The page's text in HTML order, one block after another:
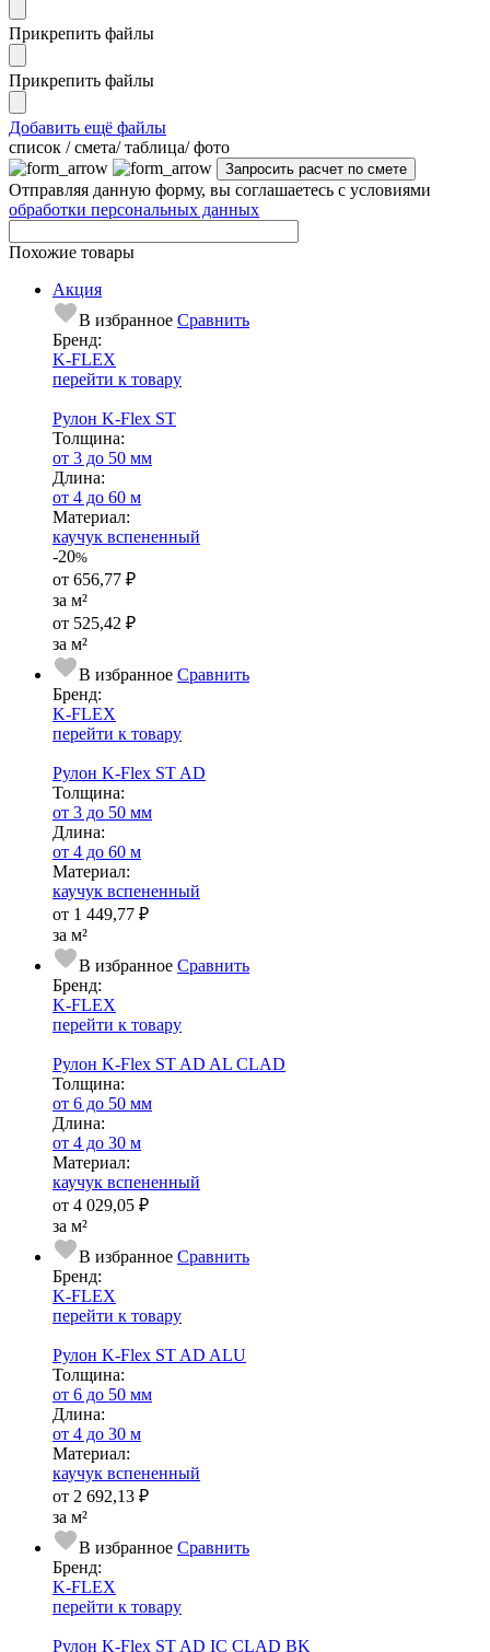
Прикрепить файлы
Прикрепить файлы
Добавить ещё файлы
cписок / смета/ таблица/ фото
Отправляя данную форму, вы соглашаетесь с условиями
обработки персональных данных
Похожие товары
Акция
В избранное Сравнить
Бренд:
K-FLEX
перейти к товару
Рулон K-Flex ST
Тол­щи­на:
от 3 до 50 мм
Длина:
от 4 до 60 м
Ма­­те­­ри­­ал:
каучук вспененный
-20%
от 656,77 ₽
за м²
от 525,42 ₽
за м²
В избранное Сравнить
Бренд:
K-FLEX
перейти к товару
Рулон K-Flex ST AD
Тол­щи­на:
от 3 до 50 мм
Длина:
от 4 до 60 м
Ма­­те­­ри­­ал:
каучук вспененный
от 1 449,77 ₽
за м²
В избранное Сравнить
Бренд:
K-FLEX
перейти к товару
Рулон K-Flex ST AD AL CLAD
Тол­щи­на:
от 6 до 50 мм
Длина:
от 4 до 30 м
Ма­­те­­ри­­ал:
каучук вспененный
от 4 029,05 ₽
за м²
В избранное Сравнить
Бренд:
K-FLEX
перейти к товару
Рулон K-Flex ST AD ALU
Тол­щи­на:
от 6 до 50 мм
Длина:
от 4 до 30 м
Ма­­те­­ри­­ал:
каучук вспененный
от 2 692,13 ₽
за м²
В избранное Сравнить
Бренд:
K-FLEX
перейти к товару
Рулон K-Flex ST AD IC CLAD BK